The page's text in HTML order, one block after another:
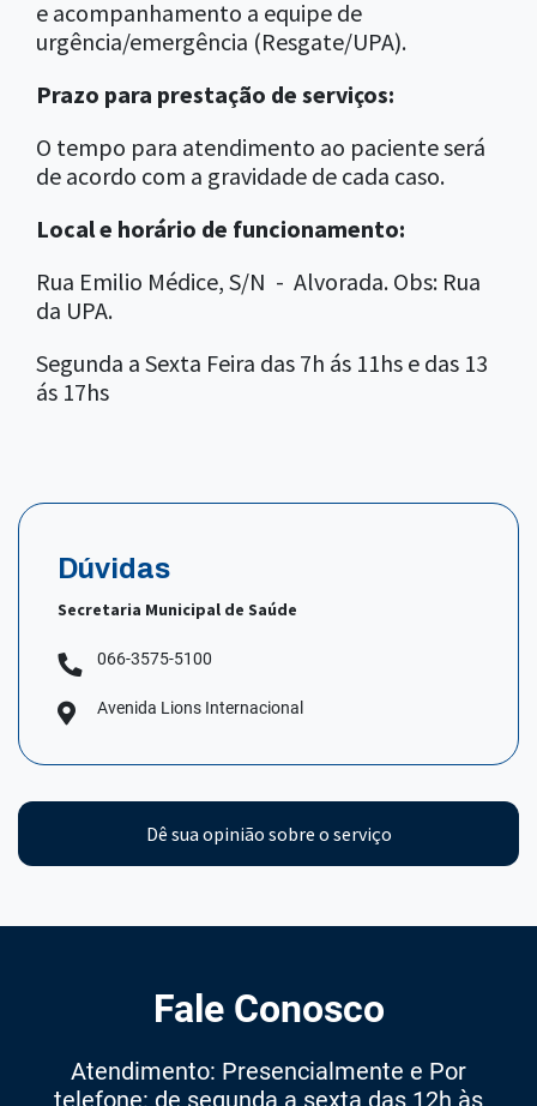
e acompanhamento a equipe de
urgência/emergência (Resgate/UPA).
Prazo para prestação de serviços:
O tempo para atendimento ao paciente será
de acordo com a gravidade de cada caso.
Local e horário de funcionamento:
Rua Emilio Médice, S/N - Alvorada. Obs: Rua
da UPA.
Segunda a Sexta Feira das 7h ás 11hs e das 13
ás 17hs
Dúvidas
Secretaria Municipal de Saúde
066-3575-5100
Avenida Lions Internacional
Dê sua opinião sobre o serviço
Fale Conosco
Atendimento: Presencialmente e Por
telefone: de segunda a sexta das 12h às